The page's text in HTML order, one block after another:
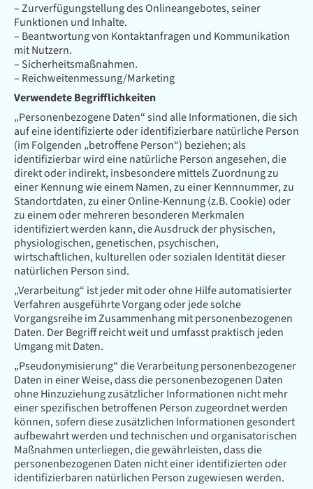
– Zurverfügungstellung des Onlineangebotes, seiner
Funktionen und Inhalte.
– Beantwortung von Kontaktanfragen und Kommunikation
mit Nutzern.
– Sicherheitsmaßnahmen.
– Reichweitenmessung/Marketing
Verwendete Begrifflichkeiten
„Personenbezogene Daten“ sind alle Informationen, die sich
auf eine identifizierte oder identifizierbare natürliche Person
(im Folgenden „betroffene Person“) beziehen; als
identifizierbar wird eine natürliche Person angesehen, die
direkt oder indirekt, insbesondere mittels Zuordnung zu
einer Kennung wie einem Namen, zu einer Kennnummer, zu
Standortdaten, zu einer Online-Kennung (z.B. Cookie) oder
zu einem oder mehreren besonderen Merkmalen
identifiziert werden kann, die Ausdruck der physischen,
physiologischen, genetischen, psychischen,
wirtschaftlichen, kulturellen oder sozialen Identität dieser
natürlichen Person sind.
„Verarbeitung“ ist jeder mit oder ohne Hilfe automatisierter
Verfahren ausgeführte Vorgang oder jede solche
Vorgangsreihe im Zusammenhang mit personenbezogenen
Daten. Der Begriff reicht weit und umfasst praktisch jeden
Umgang mit Daten.
„Pseudonymisierung“ die Verarbeitung personenbezogener
Daten in einer Weise, dass die personenbezogenen Daten
ohne Hinzuziehung zusätzlicher Informationen nicht mehr
einer spezifischen betroffenen Person zugeordnet werden
können, sofern diese zusätzlichen Informationen gesondert
aufbewahrt werden und technischen und organisatorischen
Maßnahmen unterliegen, die gewährleisten, dass die
personenbezogenen Daten nicht einer identifizierten oder
identifizierbaren natürlichen Person zugewiesen werden.